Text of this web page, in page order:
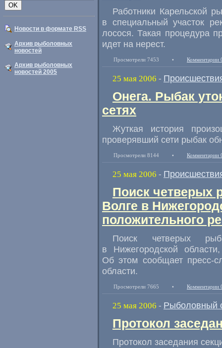
Новости в формате RSS
Архив рыболовных
новостей
Архив рыболовных
новостей 2005
Работники Карельской
в специальный участок
лосося. Такая процедура
идет на нерест.
Просмотрели 7453 • Комментарии
25 мая 2006 -
Онега. Рыбак
сетях
Жуткая история
проверявший сети рыбак
Просмотрели 8144 • Комментарии
25 мая 2006 -
Поиск четверых
Волге в
положительного
Поиск четверых
в Нижегородской
Об этом сообщает пресс-
области.
Просмотрели 7665 • Комментарии
25 мая 2006 - Рыболовный
Протокол
Протокол заседания